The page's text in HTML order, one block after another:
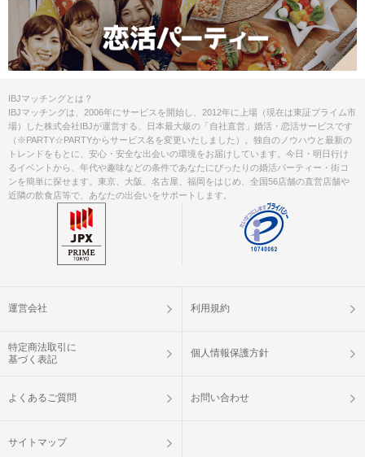
IBJマッチングとは？
IBJマッチングは、2006年にサービスを開始し、2012年に上場（現在は東証プライム市
場）した株式会社IBJが運営する、日本最大級の「自社直営」婚活・恋活サービスです
（※PARTY☆PARTYからサービス名を変更いたしました）。独自のノウハウと最新の
トレンドをもとに、安心・安全な出会いの環境をお届けしています。今日・明日行け
るイベントから、年代や趣味などの条件であなたにぴったりの婚活パーティー・街コ
ンを簡単に探せます。東京、大阪、名古屋、福岡をはじめ、全国56店舗の直営店舗や
近隣の飲食店等で、あなたの出会いをサポートします。
運営会社 利用規約
特定商法取引に
基づく表記
個人情報保護方針
よくあるご質問 お問い合わせ
サイトマップ